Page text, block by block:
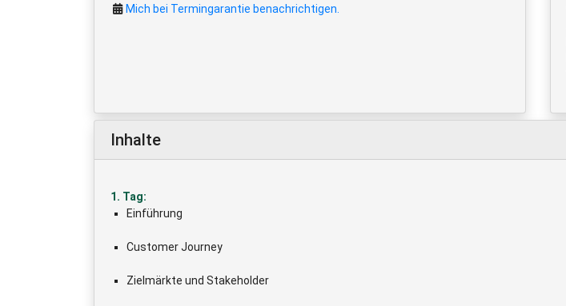
Mich bei Termingarantie benachrichtigen.
Inhalte
1. Tag:
Einführung
Customer Journey
Zielmärkte und Stakeholder